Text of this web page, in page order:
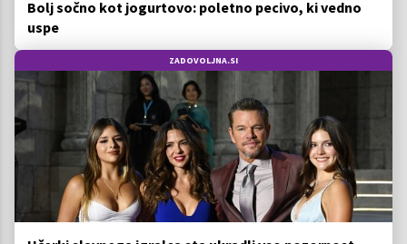
Bolj sočno kot jogurtovo: poletno pecivo, ki vedno
uspe
ZADOVOLJNA.SI